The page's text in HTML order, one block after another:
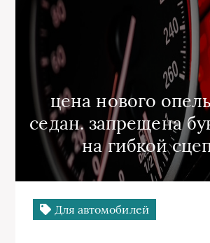
цена нового
седан. запрещена
на гибкой
Для автомобилей